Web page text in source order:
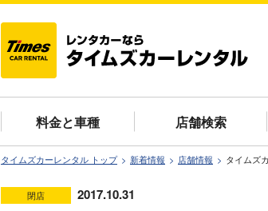
料金と車種 店舗検索
タイムズカーレンタル トップ 新着情報 店舗情報 タイムズ
閉店 2017.10.31